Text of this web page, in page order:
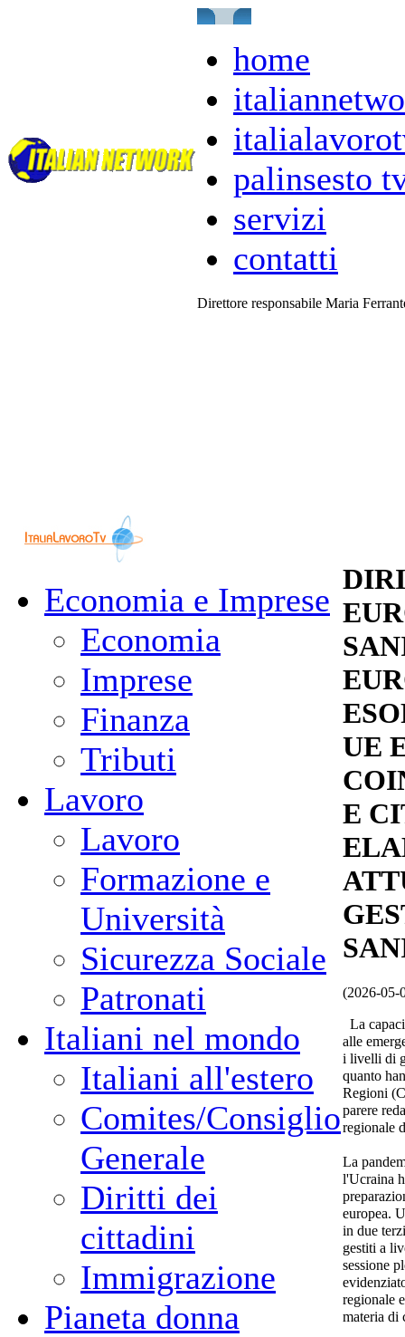
home
palinsesto
servizi
contatti
Direttore responsabile Maria
Economia e Imprese
Economia
Imprese
Finanza
Tributi
Lavoro
Lavoro
Formazione e
Università
Sicurezza Sociale
Patronati
Italiani nel mondo
Italiani all'estero
Comites/Consiglio
Generale
Diritti dei
cittadini
Immigrazione
Pianeta donna
UE
E
(2026-05-
La
alle
i livelli di
quanto
Regioni
parere
regionale
La
l'Ucraina
europea.
in due
gestiti a
sessione
regionale
materia di